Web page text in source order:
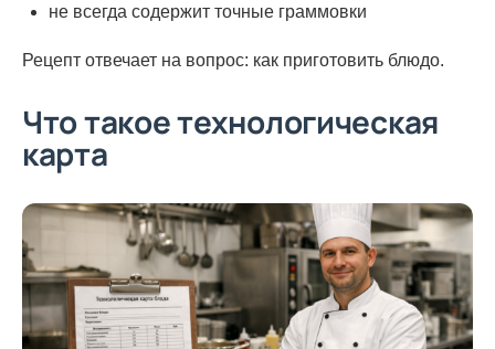
не всегда содержит точные граммовки
Рецепт отвечает на вопрос: как приготовить блюдо.
Что такое технологическая
карта